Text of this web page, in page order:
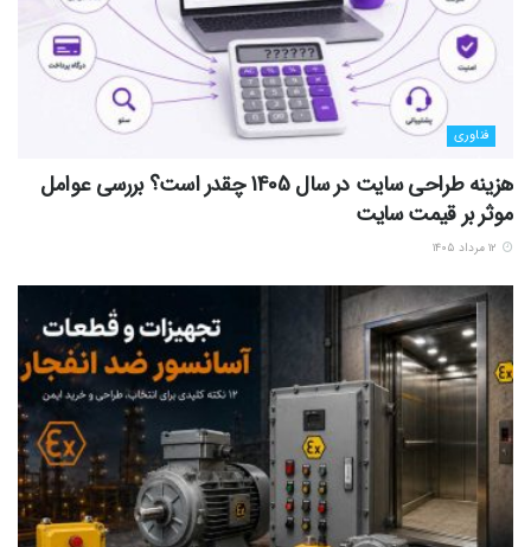
فناوری
هزینه طراحی سایت در سال 1405 چقدر است؟ بررسی عوامل
موثر بر قیمت سایت